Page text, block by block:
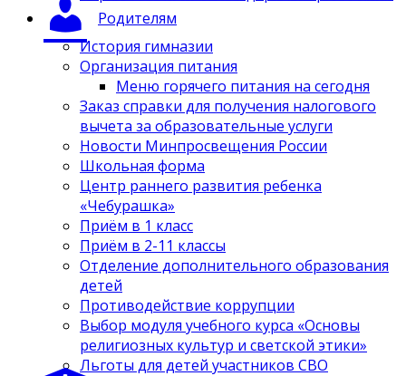
Родителям
История гимназии
Организация питания
Меню горячего питания на сегодня
Заказ справки для получения налогового
вычета за образовательные услуги
Новости Минпросвещения России
Школьная форма
Центр раннего развития ребенка
«Чебурашка»
Приём в 1 класс
Приём в 2-11 классы
Отделение дополнительного образования
детей
Противодействие коррупции
Выбор модуля учебного курса «Основы
религиозных культур и светской этики»
Льготы для детей участников СВО